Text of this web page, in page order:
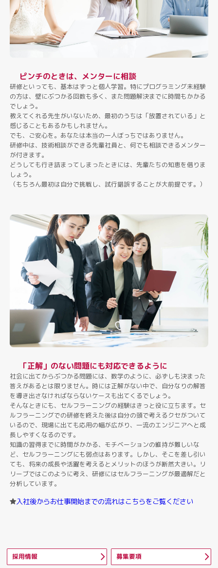
ピンチのときは、メンターに相談
研修といっても、基本はずっと個人学習。特にプログラミング未経験
の方は、壁にぶつかる回数も多く、また問題解決までに時間もかかる
でしょう。
教えてくれる先生がいないため、最初のうちは「放置されている」と
感じることもあるかもしれません。
でも、ご安心を。あなたは本当の一人ぼっちではありません。
研修中は、技術相談ができる先輩社員と、何でも相談できるメンター
が付きます。
どうしても行き詰まってしまったときには、先輩たちの知恵を借りま
しょう。
（もちろん最初は自分で挑戦し、試行錯誤することが大前提です。）
「正解」のない問題にも対応できるように
社会に出てからぶつかる問題には、数学のように、必ずしも決まった
答えがあるとは限りません。時には正解がない中で、自分なりの解答
を導き出さなければならないケースも出てくるでしょう。
そんなときにも、セルフラーニングの経験はきっと役に立ちます。セ
ルフラーニングでの研修を終えた後は自分の頭で考えるクセがついて
いるので、現場に出ても応用の幅が広がり、一流のエンジニアへと成
長しやすくなるのです。
知識の習得までに時間がかかる、モチベーションの維持が難しいな
ど、セルフラーニングにも弱点はあります。しかし、そこを差し引い
ても、将来の成長や活躍を考えるとメリットのほうが断然大きい。リ
リーブではこのように考え、研修にはセルフラーニングが最適解だと
分析しています。
入社後からお仕事開始までの流れはこちらをご覧ください
採用情報 募集要項